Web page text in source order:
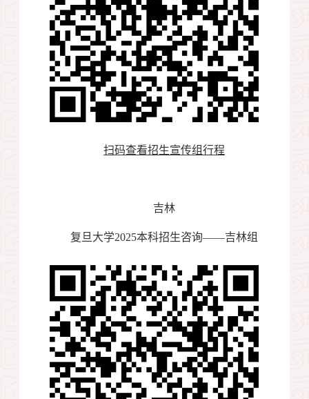
扫码查看招生宣传组行程
吉林
复旦大学2025本科招生咨询——吉林组